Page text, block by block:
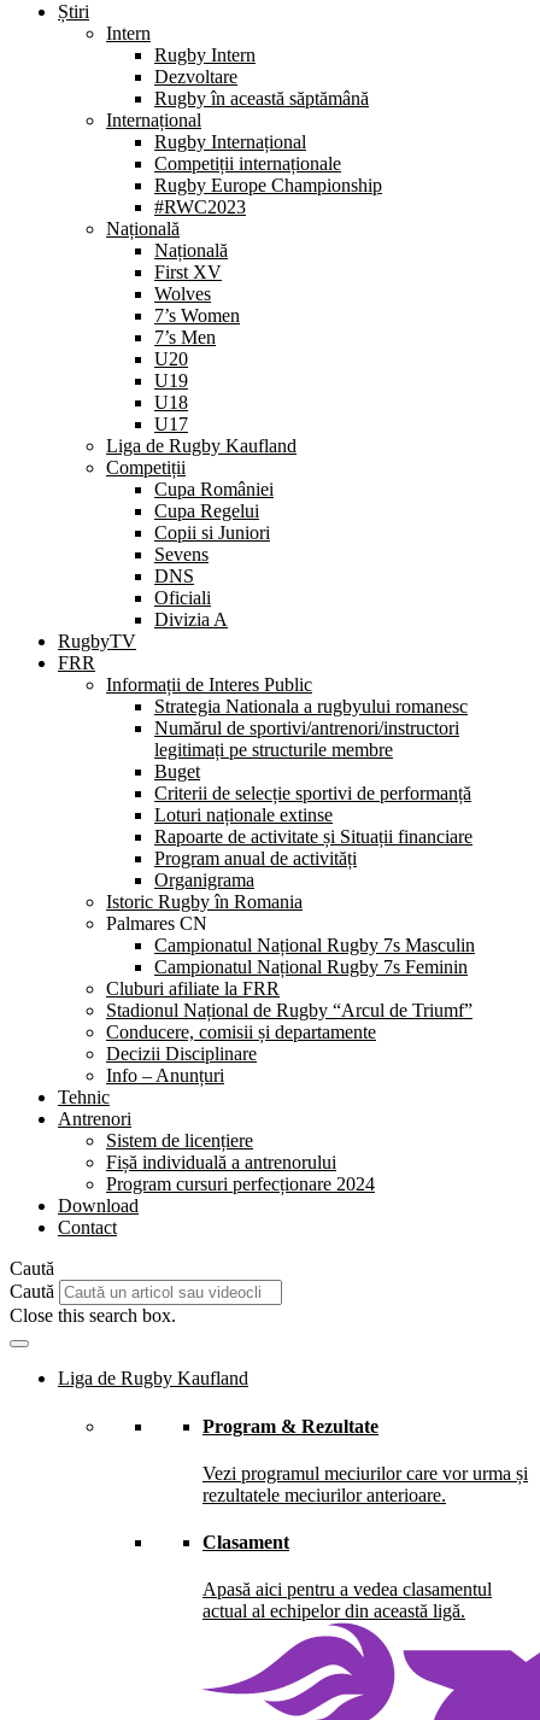
Știri
Intern
Rugby Intern
Dezvoltare
Rugby în această săptămână
Internațional
Rugby Internațional
Competiții internaționale
Rugby Europe Championship
#RWC2023
Națională
Națională
First XV
Wolves
7’s Women
7’s Men
U20
U19
U18
U17
Liga de Rugby Kaufland
Competiții
Cupa României
Cupa Regelui
Copii si Juniori
Sevens
DNS
Oficiali
Divizia A
RugbyTV
FRR
Informații de Interes Public
Strategia Nationala a rugbyului romanesc
Numărul de sportivi/antrenori/instructori
legitimați pe structurile membre
Buget
Criterii de selecție sportivi de performanță
Loturi naționale extinse
Rapoarte de activitate și Situații financiare
Program anual de activități
Organigrama
Istoric Rugby în Romania
Palmares CN
Campionatul Național Rugby 7s Masculin
Campionatul Național Rugby 7s Feminin
Cluburi afiliate la FRR
Stadionul Național de Rugby “Arcul de Triumf”
Conducere, comisii și departamente
Decizii Disciplinare
Info – Anunțuri
Tehnic
Antrenori
Sistem de licențiere
Fișă individuală a antrenorului
Program cursuri perfecționare 2024
Download
Contact
Caută
Caută
Close this search box.
Liga de Rugby Kaufland
Program & Rezultate
Vezi programul meciurilor care vor urma și
rezultatele meciurilor anterioare.
Clasament
Apasă aici pentru a vedea clasamentul
actual al echipelor din această ligă.